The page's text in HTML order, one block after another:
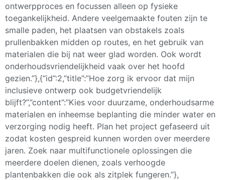
ontwerpproces en focussen alleen op fysieke
toegankelijkheid. Andere veelgemaakte fouten zijn te
smalle paden, het plaatsen van obstakels zoals
prullenbakken midden op routes, en het gebruik van
materialen die bij nat weer glad worden. Ook wordt
onderhoudsvriendelijkheid vaak over het hoofd
gezien.”},{“id”:2,”title”:”Hoe zorg ik ervoor dat mijn
inclusieve ontwerp ook budgetvriendelijk
blijft?”,”content”:”Kies voor duurzame, onderhoudsarme
materialen en inheemse beplanting die minder water en
verzorging nodig heeft. Plan het project gefaseerd uit
zodat kosten gespreid kunnen worden over meerdere
jaren. Zoek naar multifunctionele oplossingen die
meerdere doelen dienen, zoals verhoogde
plantenbakken die ook als zitplek fungeren.”},